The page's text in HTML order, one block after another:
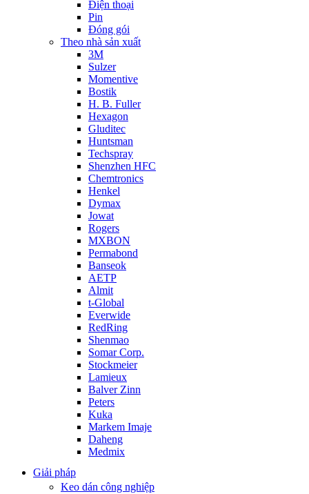
Điện thoại
Pin
Đóng gói
Theo nhà sản xuất
3M
Sulzer
Momentive
Bostik
H. B. Fuller
Hexagon
Gluditec
Huntsman
Techspray
Shenzhen HFC
Chemtronics
Henkel
Dymax
Jowat
Rogers
MXBON
Permabond
Banseok
AETP
Almit
t-Global
Everwide
RedRing
Shenmao
Somar Corp.
Stockmeier
Lamieux
Balver Zinn
Peters
Kuka
Markem Imaje
Daheng
Medmix
Giải pháp
Keo dán công nghiệp